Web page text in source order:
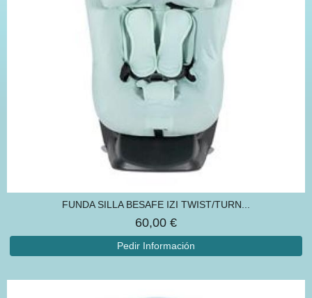
FUNDA SILLA BESAFE IZI TWIST/TURN...
60,00 €
Pedir Información